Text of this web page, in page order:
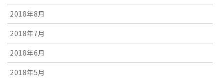
2018年8月
2018年7月
2018年6月
2018年5月